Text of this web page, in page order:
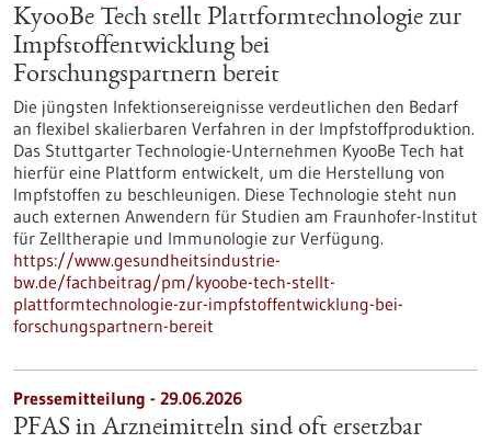
KyooBe Tech stellt Plattformtechnologie zur
Impfstoffentwicklung bei
Forschungspartnern bereit
Die jüngsten Infektionsereignisse verdeutlichen den Bedarf
an flexibel skalierbaren Verfahren in der Impfstoffproduktion.
Das Stuttgarter Technologie-Unternehmen KyooBe Tech hat
hierfür eine Plattform entwickelt, um die Herstellung von
Impfstoffen zu beschleunigen. Diese Technologie steht nun
auch externen Anwendern für Studien am Fraunhofer-Institut
für Zelltherapie und Immunologie zur Verfügung.
https://www.gesundheitsindustrie-
bw.de/fachbeitrag/pm/kyoobe-tech-stellt-
plattformtechnologie-zur-impfstoffentwicklung-bei-
forschungspartnern-bereit
Pressemitteilung - 29.06.2026
PFAS in Arzneimitteln sind oft ersetzbar